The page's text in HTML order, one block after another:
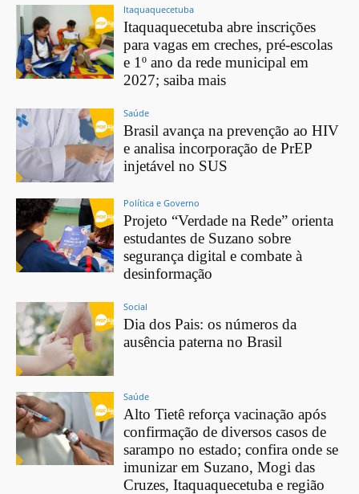
Itaquaquecetuba
Itaquaquecetuba abre inscrições
para vagas em creches, pré-escolas
e 1º ano da rede municipal em
2027; saiba mais
Saúde
Brasil avança na prevenção ao HIV
e analisa incorporação de PrEP
injetável no SUS
Política e Governo
Projeto “Verdade na Rede” orienta
estudantes de Suzano sobre
segurança digital e combate à
desinformação
Social
Dia dos Pais: os números da
ausência paterna no Brasil
Saúde
Alto Tietê reforça vacinação após
confirmação de diversos casos de
sarampo no estado; confira onde se
imunizar em Suzano, Mogi das
Cruzes, Itaquaquecetuba e região